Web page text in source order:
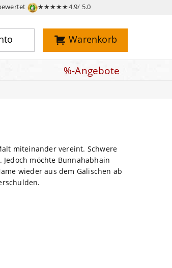
★★★★★4.9/ 5.0
Warenkorb
%-Angebote
miteinander vereint. Schwere
möchte Bunnahabhain
wieder aus dem Gälischen ab